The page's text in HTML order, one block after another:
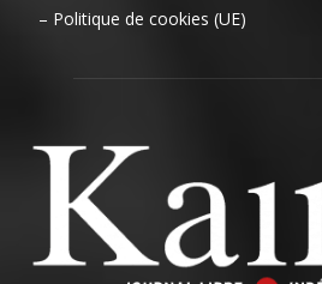
– Politique de cookies (UE)